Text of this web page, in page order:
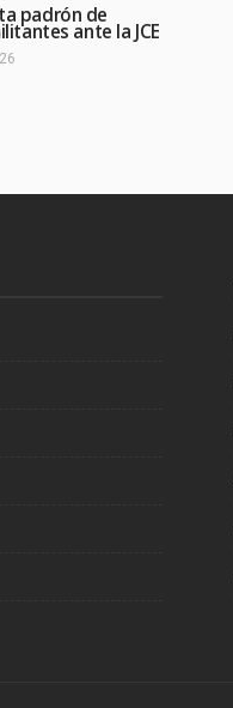
padrón de
ante la JCE